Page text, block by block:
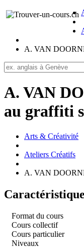
A. VAN
A. VAN
au graffiti
Arts & Créativité
Ateliers Créatifs
A. VAN
Format du cours
Cours collectif
Cours particulier
Niveaux